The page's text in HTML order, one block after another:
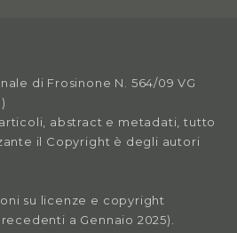
di Frosinone N. 564/09 VG
abstract e metadati, tutto
il Copyright è degli autori
su licenze e copyright
a Gennaio 2025).